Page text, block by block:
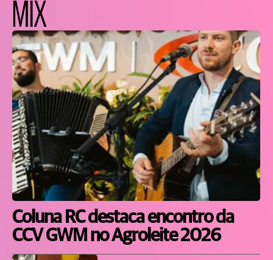
MIX
Coluna RC destaca encontro da
CCV GWM no Agroleite 2026